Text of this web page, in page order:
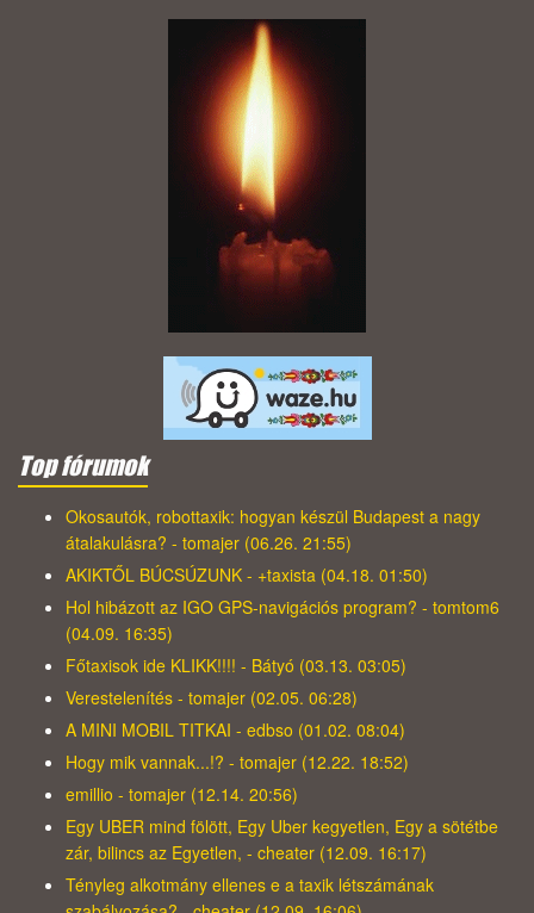
Top fórumok
Okosautók, robottaxik: hogyan készül Budapest a nagy
átalakulásra? - tomajer (06.26. 21:55)
AKIKTŐL BÚCSÚZUNK - +taxista (04.18. 01:50)
Hol hibázott az IGO GPS-navigációs program? - tomtom6
(04.09. 16:35)
Főtaxisok ide KLIKK!!!! - Bátyó (03.13. 03:05)
Verestelenítés - tomajer (02.05. 06:28)
A MINI MOBIL TITKAI - edbso (01.02. 08:04)
Hogy mik vannak...!? - tomajer (12.22. 18:52)
emillio - tomajer (12.14. 20:56)
Egy UBER mind fölött, Egy Uber kegyetlen, Egy a sötétbe
zár, bilincs az Egyetlen, - cheater (12.09. 16:17)
Tényleg alkotmány ellenes e a taxik létszámának